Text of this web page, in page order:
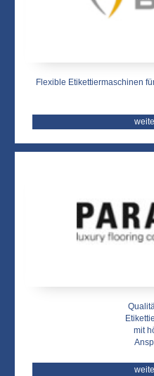
Flexible Etikettiermaschinen
mit